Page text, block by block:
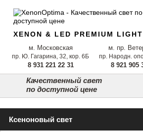
XENON & LED PREMIUM LIGHT
м. Московская
пр. Ю. Гагарина, 32, кор. 6Б
8 931 221 22 31
м. пр.
пр. Народн.
8 921 905
Качественный свет
по доступной цене
Ксеноновый свет